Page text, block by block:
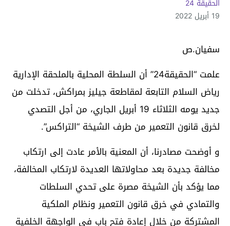
الحقيقة 24
19 أبريل 2022
سفيان.ص
علمت “الحقيقة24” أن السلطة المحلية بالملحقة الإدارية
رياض السلام التابعة لمقاطعة جيليز بمراكش، تدخلت من
جديد يومه الثلاثاء 19 أبريل الجاري، من أجل التصدي
لخرق قانون التعمير من طرف الشيخة “التراكس”.
و أوضحت مصادرنا، أن المعنية بالأمر عادت إلى ارتكاب
مخالفة جديدة بعد محاولاتها العديدة لارتكاب المخالفة،
مما يؤكد بأن الشيخة مصرة على تحدي السلطات
والتمادي في خرق قانون التعمير ونظام الملكية
المشتركة من خلال إعادة فتح باب في الواجهة الخلفية